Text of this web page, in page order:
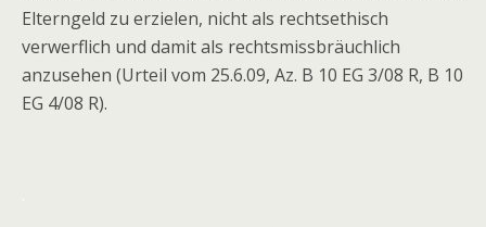
Elterngeld zu erzielen, nicht als rechtsethisch
verwerflich und damit als rechtsmissbräuchlich
anzusehen (Urteil vom 25.6.09, Az. B 10 EG 3/08 R, B 10
EG 4/08 R).